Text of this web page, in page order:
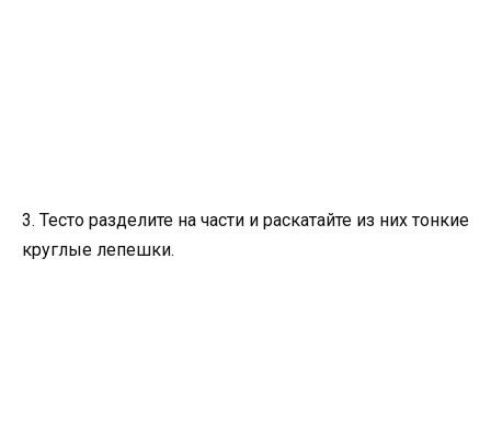
3. Тесто разделите на части и раскатайте из них тонкие
круглые лепешки.